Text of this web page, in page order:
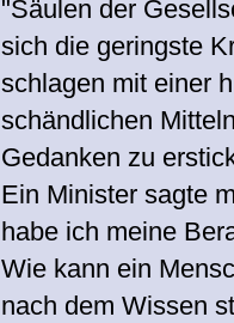
"Säulen der
sich die geringste
schlagen mit einer
schändlichen
Gedanken zu
Ein Minister sagte
habe ich meine
Wie kann ein
nach dem Wissen